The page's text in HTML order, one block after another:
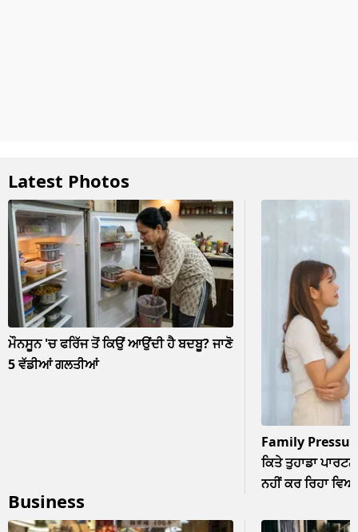
Latest Photos
ਮੌਨਸੂਨ 'ਚ ਫਰਿੱਜ ਤੋਂ ਕਿਉਂ ਆਉਂਦੀ ਹੈ ਬਦਬੂ? ਜਾਣੋ
5 ਵੱਡੀਆਂ ਗਲਤੀਆਂ
Family
ਕਿਤੇ ਤੁਹਾਡਾ
ਨਹੀਂ ਕਰ ਰਿਹਾ
Business